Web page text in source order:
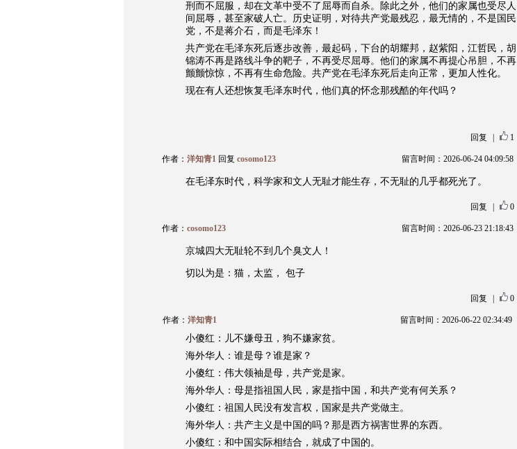
刑而不屈服，却在文革中受不了屈辱而自杀。除此之外，他们的家属也受尽人
间屈辱，甚至家破人亡。历史证明，对待共产党最残忍，最无情的，不是国民
党，不是蒋介石，而是毛泽东！
共产党在毛泽东死后逐步改善，最起码，下台的胡耀邦，赵紫阳，江哲民，胡
锦涛不再是路线斗争的靶子，不再受尽屈辱。他们的家属不再提心吊胆，不再
颤颤惊惊，不再有生命危险。共产党在毛泽东死后走向正常，更加人性化。
现在有人还想恢复毛泽东时代，他们真的怀念那残酷的年代吗？
回复 1
作者： 洋知青1回复 cosomo123 留言时间：2026-06-24 04:09:58
在毛泽东时代，科学家和文人无耻才能生存，不无耻的几乎都死光了。
回复 0
作者： cosomo123 留言时间：2026-06-23 21:18:43
京城四大无耻轮不到几个臭文人！
切以为是：猫，太监， 包子
回复 0
作者： 洋知青1 留言时间：2026-06-22 02:34:49
小傻红：儿不嫌母丑，狗不嫌家贫。
海外华人：谁是母？谁是家？
小傻红：伟大领袖是母，共产党是家。
海外华人：母是指祖国人民，家是指中国，和共产党有何关系？
小傻红：祖国人民没有发言权，国家是共产党做主。
海外华人：共产主义是中国的吗？那是西方祸害世界的东西。
小傻红：和中国实际相结合，就成了中国的。